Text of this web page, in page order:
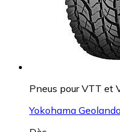
Pneus pour VTT et
Yokohama